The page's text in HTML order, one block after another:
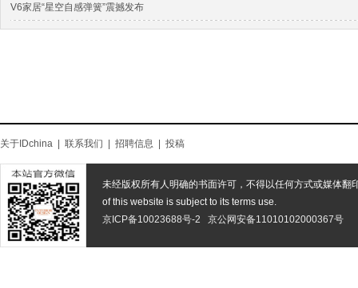
V6家居“星空自感弹簧”震撼发布
关于IDchina 联系我们 招聘信息 投稿
未经版权所有人明确的书面许可，不得以任何方式或媒体翻
of this website is subject to its terms use.
京ICP备10023688号-2
京公网安备11010102000367号